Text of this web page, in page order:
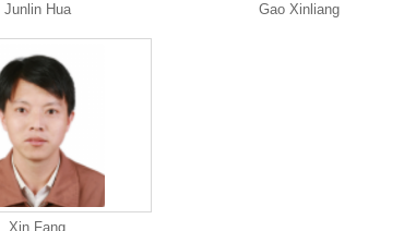
Junlin Hua Gao Xinliang
Xin Fang